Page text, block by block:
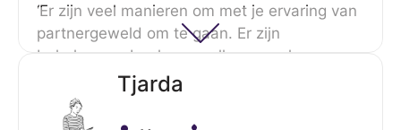
‘Er zijn veel manieren om met je ervaring van
partnergeweld om te gaan. Er zijn
behulpzame boeken, spellen en ook
verschillende vormen van therapie. Iedereen
moet daar zijn eigen weg in zoeken; zo van
wat past bij mij? Voor mij waren behulpzaam:
Tjarda